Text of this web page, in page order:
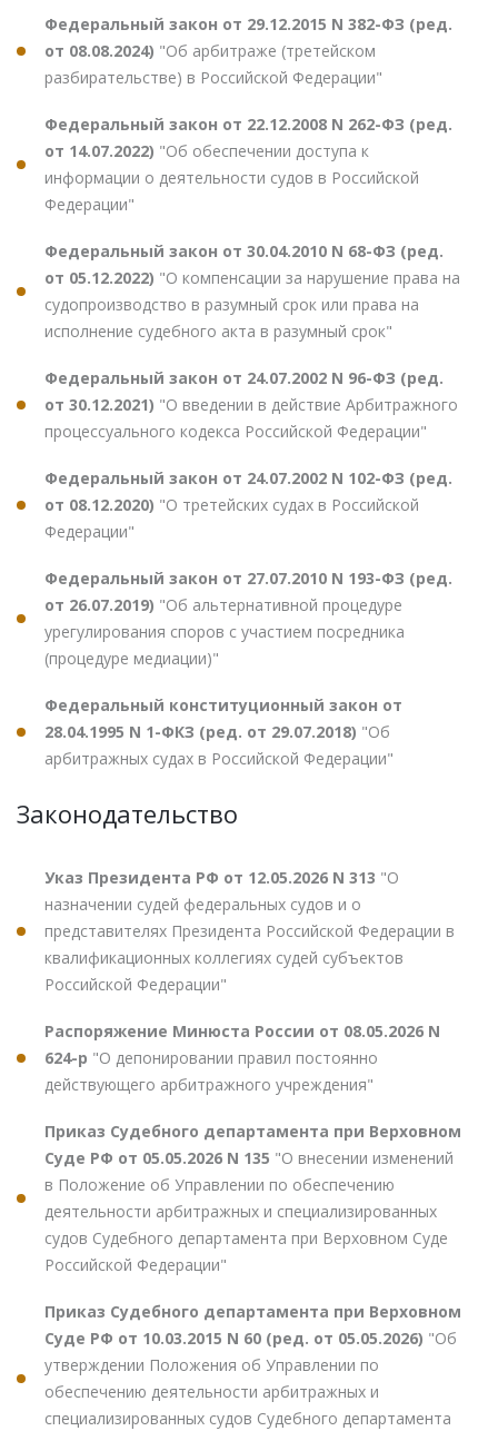
Федеральный закон от 29.12.2015 N 382-ФЗ (ред.
от 08.08.2024) "Об арбитраже (третейском
разбирательстве) в Российской Федерации"
Федеральный закон от 22.12.2008 N 262-ФЗ (ред.
от 14.07.2022) "Об обеспечении доступа к
информации о деятельности судов в Российской
Федерации"
Федеральный закон от 30.04.2010 N 68-ФЗ (ред.
от 05.12.2022) "О компенсации за нарушение права на
судопроизводство в разумный срок или права на
исполнение судебного акта в разумный срок"
Федеральный закон от 24.07.2002 N 96-ФЗ (ред.
от 30.12.2021) "О введении в действие Арбитражного
процессуального кодекса Российской Федерации"
Федеральный закон от 24.07.2002 N 102-ФЗ (ред.
от 08.12.2020) "О третейских судах в Российской
Федерации"
Федеральный закон от 27.07.2010 N 193-ФЗ (ред.
от 26.07.2019) "Об альтернативной процедуре
урегулирования споров с участием посредника
(процедуре медиации)"
Федеральный конституционный закон от
28.04.1995 N 1-ФКЗ (ред. от 29.07.2018) "Об
арбитражных судах в Российской Федерации"
Законодательство
Указ Президента РФ от 12.05.2026 N 313 "О
назначении судей федеральных судов и о
представителях Президента Российской Федерации в
квалификационных коллегиях судей субъектов
Российской Федерации"
Распоряжение Минюста России от 08.05.2026 N
624-р "О депонировании правил постоянно
действующего арбитражного учреждения"
Приказ Судебного департамента при Верховном
Суде РФ от 05.05.2026 N 135 "О внесении изменений
в Положение об Управлении по обеспечению
деятельности арбитражных и специализированных
судов Судебного департамента при Верховном Суде
Российской Федерации"
Приказ Судебного департамента при Верховном
Суде РФ от 10.03.2015 N 60 (ред. от 05.05.2026) "Об
утверждении Положения об Управлении по
обеспечению деятельности арбитражных и
специализированных судов Судебного департамента